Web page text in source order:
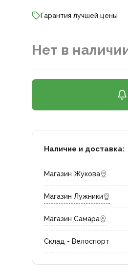
Гарантия лучшей цены
Нет в
Наличие и доставка:
Магазин Жукова
Магазин Лужники
Магазин Самара
Склад - Велоспорт